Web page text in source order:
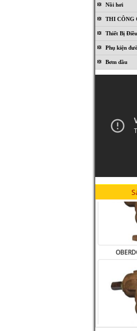
Nồi hơi
THI CÔNG
Thiết Bị
Phụ kiện
Bơm dầu